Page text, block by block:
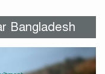
Bangladesh